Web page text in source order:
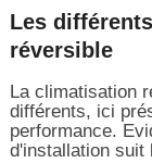
Les
réversible
La climatisation
différents, ici
performance.
d'installation suit